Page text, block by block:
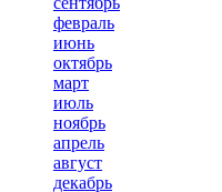
февраль
июнь
октябрь
март
июль
ноябрь
апрель
август
декабрь